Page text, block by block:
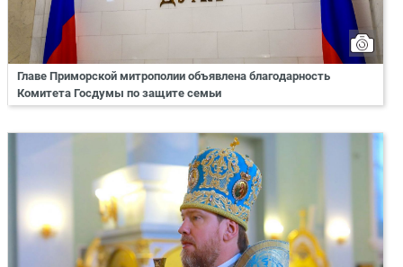
Главе Приморской митрополии объявлена благодарность
Комитета Госдумы по защите семьи